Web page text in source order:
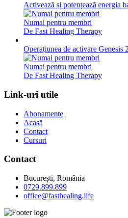
Activează și potențează energia
Numai pentru membri
De Fast Healing Therapy
Operațiunea de activare Genesis
Numai pentru membri
De Fast Healing Therapy
Link-uri utile
Abonamente
Acasă
Contact
Cursuri
Contact
București, România
0729.899.899
office@fasthealing.life